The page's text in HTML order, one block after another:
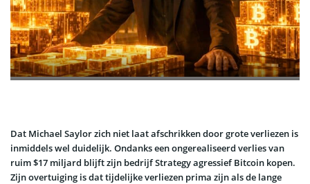
Dat Michael Saylor zich niet laat afschrikken door grote verliezen is
inmiddels wel duidelijk. Ondanks een ongerealiseerd verlies van
ruim $17 miljard blijft zijn bedrijf Strategy agressief Bitcoin kopen.
Zijn overtuiging is dat tijdelijke verliezen prima zijn als de lange